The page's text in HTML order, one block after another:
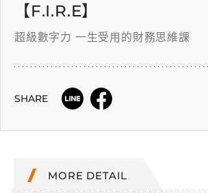
【F.I.R.E】
超級數字力 一生受用的財務思維課
SHARE
MORE DETAIL